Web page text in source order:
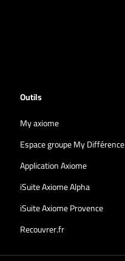
Outils
My axiome
Espace groupe My Différence
Application Axiome
iSuite Axiome Alpha
iSuite Axiome Provence
Recouvrer.fr